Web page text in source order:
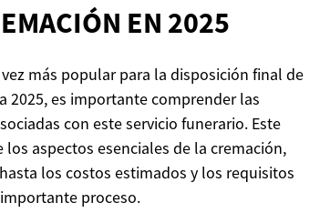
EN 2025
más popular para la disposición final de
2025, es importante comprender las
con este servicio funerario. Este
aspectos esenciales de la cremación,
los costos estimados y los requisitos
proceso.